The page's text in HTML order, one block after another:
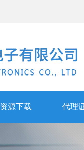
资源下载 代理